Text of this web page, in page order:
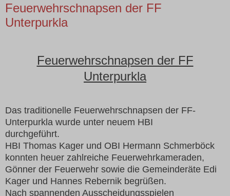
Feuerwehrschnapsen der FF
Unterpurkla
Feuerwehrschnapsen der FF
Unterpurkla
Das traditionelle Feuerwehrschnapsen der FF-
Unterpurkla wurde unter neuem HBI
durchgeführt.
HBI Thomas Kager und OBI Hermann Schmerböck
konnten heuer zahlreiche Feuerwehrkameraden,
Gönner der Feuerwehr sowie die Gemeinderäte Edi
Kager und Hannes Rebernik begrüßen.
Nach spannenden Ausscheidungsspielen